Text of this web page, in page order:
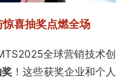
喜抽奖点燃全场
全球营销技术创
！这些获奖企业和个人